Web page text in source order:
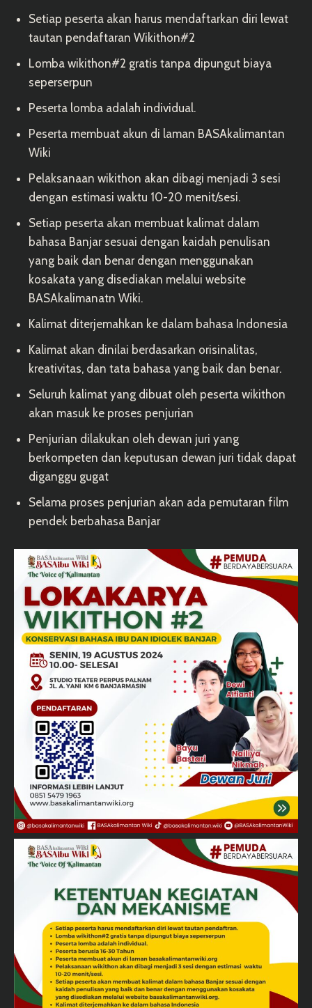
Setiap peserta akan harus mendaftarkan diri lewat
tautan pendaftaran Wikithon#2
Lomba wikithon#2 gratis tanpa dipungut biaya
seperserpun
Peserta lomba adalah individual.
Peserta membuat akun di laman BASAkalimantan
Wiki
Pelaksanaan wikithon akan dibagi menjadi 3 sesi
dengan estimasi waktu 10-20 menit/sesi.
Setiap peserta akan membuat kalimat dalam
bahasa Banjar sesuai dengan kaidah penulisan
yang baik dan benar dengan menggunakan
kosakata yang disediakan melalui website
BASAkalimanatn Wiki.
Kalimat diterjemahkan ke dalam bahasa Indonesia
Kalimat akan dinilai berdasarkan orisinalitas,
kreativitas, dan tata bahasa yang baik dan benar.
Seluruh kalimat yang dibuat oleh peserta wikithon
akan masuk ke proses penjurian
Penjurian dilakukan oleh dewan juri yang
berkompeten dan keputusan dewan juri tidak dapat
diganggu gugat
Selama proses penjurian akan ada pemutaran film
pendek berbahasa Banjar